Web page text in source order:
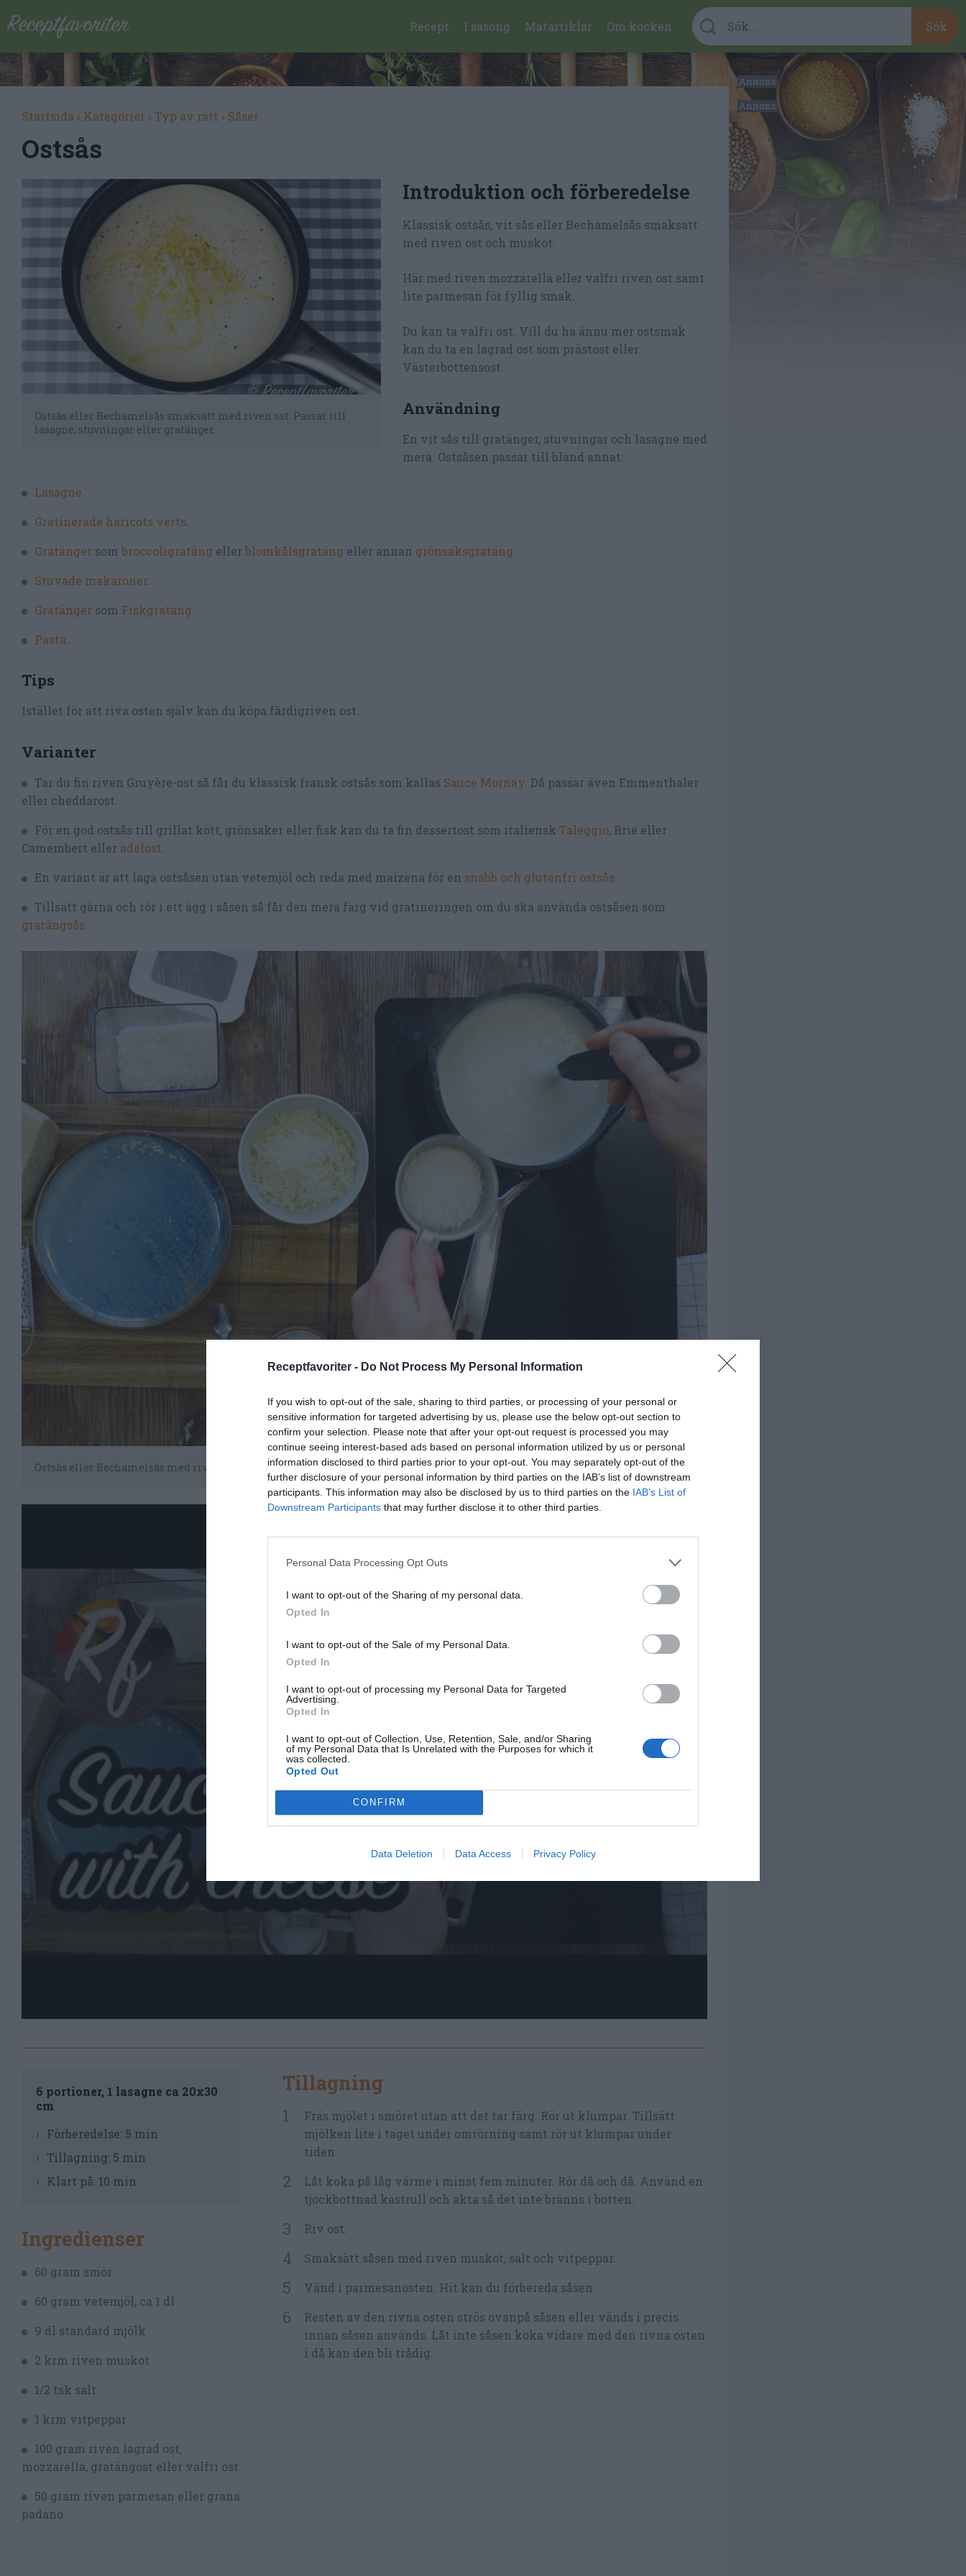
Receptfavoriter - Do Not Process My Personal Information
If you wish to opt-out of the sale, sharing to third parties, or processing of your personal or
sensitive information for targeted advertising by us, please use the below opt-out section to
confirm your selection. Please note that after your opt-out request is processed you may
continue seeing interest-based ads based on personal information utilized by us or personal
information disclosed to third parties prior to your opt-out. You may separately opt-out of the
further disclosure of your personal information by third parties on the IAB’s list of downstream
participants. This information may also be disclosed by us to third parties on the IAB’s List of
Downstream Participants that may further disclose it to other third parties.
Personal Data Processing Opt Outs
I want to opt-out of the Sharing of my personal data.
Opted In
I want to opt-out of the Sale of my Personal Data.
Opted In
I want to opt-out of processing my Personal Data for Targeted
Advertising.
Opted In
I want to opt-out of Collection, Use, Retention, Sale, and/or Sharing
of my Personal Data that Is Unrelated with the Purposes for which it
was collected.
Opted Out
CONFIRM
Data Deletion Data Access Privacy Policy
Recept I säsong Matartiklar Om kocken
Startsida › Kategorier › Typ av rätt › Såser
Ostsås
Ostsås eller Bechamelsås smaksatt med riven ost. Passar till
lasagne, stuvningar eller gratänger.
Introduktion och förberedelse
Klassisk ostsås, vit sås eller Bechamelsås smaksatt
med riven ost och muskot.
Här med riven mozzarella eller valfri riven ost samt
lite parmesan för fyllig smak.
Du kan ta valfri ost. Vill du ha ännu mer ostsmak
kan du ta en lagrad ost som prästost eller
Västerbottensost.
Användning
En vit sås till gratänger, stuvningar och lasagne med
mera. Ostsåsen passar till bland annat:
Lasagne
Gratinerade haricots verts
Gratänger som broccoligratäng eller blomkålsgratäng eller annan grönsaksgratäng
Stuvade makaroner.
Gratänger som Fiskgratäng
Pasta
Tips
Istället för att riva osten själv kan du köpa färdigriven ost.
Varianter
Tar du fin riven Gruyère-ost så får du klassisk fransk ostsås som kallas Sauce Mornay . Då passar även Emmenthaler
eller cheddarost.
För en god ostsås till grillat kött, grönsaker eller fisk kan du ta fin dessertost som italiensk Taleggio, Brie eller
Camembert eller ädelost
En variant är att laga ostsåsen utan vetemjöl och reda med maizena för en snabb och glutenfri ostsås.
Tillsätt gärna och rör i ett ägg i såsen så får den mera färg vid gratineringen om du ska använda ostsåsen som
gratängsås
Ostsås eller Bechamelsås med riven parmesan och mozzarella.
6 portioner, 1 lasagne ca 20x30
cm
Förberedelse: 5 min
Tillagning: 5 min
Klart på: 10 min
Ingredienser
60 gram smör
60 gram vetemjöl, ca 1 dl
9 dl standard mjölk
2 krm riven muskot
1/2 tsk salt
1 krm vitpeppar
100 gram riven lagrad ost,
mozzarella, gratängost eller valfri ost
50 gram riven parmesan eller grana
padano
Tillagning
Fräs mjölet i smöret utan att det tar färg. Rör ut klumpar. Tillsätt
mjölken lite i taget under omrörning samt rör ut klumpar under
tiden.
Låt koka på låg värme i minst fem minuter. Rör då och då. Använd en
tjockbottnad kastrull och akta så det inte bränns i botten.
Riv ost.
Smaksätt såsen med riven muskot, salt och vitpeppar.
Vänd i parmesanosten. Hit kan du förbereda såsen.
Resten av den rivna osten strös ovanpå såsen eller vänds i precis
innan såsen används. Låt inte såsen koka vidare med den rivna osten
i då kan den bli trådig.